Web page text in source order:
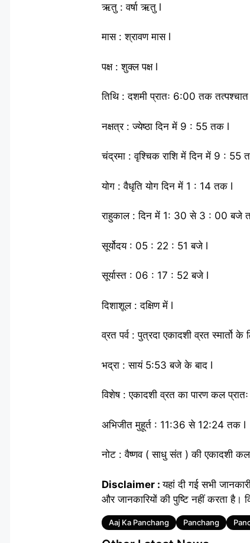
ऋतु : वर्षा ऋतु l
मास : श्रावण मास l
पक्ष : शुक्ल पक्ष l
तिथि : दशमी प्रातः 6:00 तक तत्पश्चात
नक्षत्र : ज्येष्ठा दिन में 9 : 55 तक l
चंद्रमा : वृश्चिक राशि में दिन में 9 : 55
योग : वैधृति योग दिन में 1 : 14 तक l
राहुकाल : दिन में 1: 30 से 3 : 00 बजे
सूर्योदय : 05 : 22 : 51 बजे l
सूर्यास्त : 06 : 17 : 52 बजे l
दिशाशूल : दक्षिण में l
व्रत पर्व : पुत्रदा एकादशी व्रत स्मार्तो
भद्रा : सायं 5:53 बजे के बाद l
विशेष : एकादशी व्रत का पारण कल
अभिजीत मुहूर्त : 11:36 से 12:24 तक l
नोट : वैष्णव ( साधु संत ) की एकादशी
Disclaimer :यहां दी गई सभी
और जानकारियों की पुष्टि नहीं करता
Tags
Aaj Ka Panchang Panchang